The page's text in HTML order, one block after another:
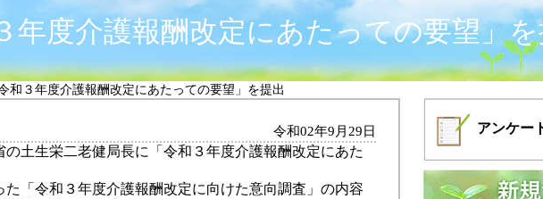
年度介護報酬改定にあたっての要望」を
和３年度介護報酬改定にあたっての要望」を提出
令和02年9月29日
土生栄二老健局長に「令和３年度介護報酬改定にあた
「令和３年度介護報酬改定に向けた意向調査」の内容
アンケー